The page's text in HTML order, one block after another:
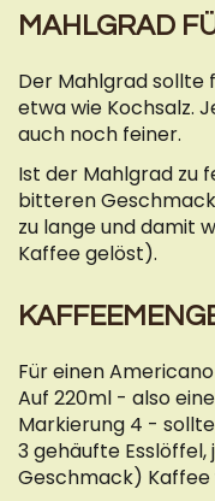
MAHLGRAD
Der Mahlgrad sollte
etwa wie Kochsalz.
auch noch feiner.
Ist der Mahlgrad zu
bitteren
zu lange und damit
Kaffee gelöst).
Für einen
Auf 220ml - also
Markierung 4 -
3 gehäufte
Geschmack)